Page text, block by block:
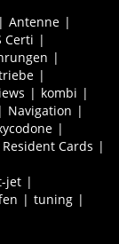
Antenne
Certi
kombi
Navigation
Resident Cards
jet
tuning